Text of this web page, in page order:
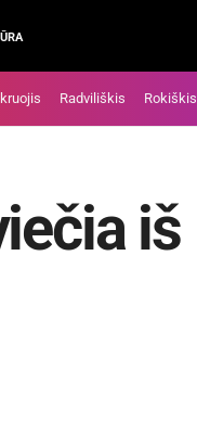
Radviliškis Rokiškis
iš